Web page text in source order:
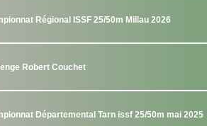
Régional ISSF 25/50m Millau 2026
Robert Couchet
Départemental Tarn issf 25/50m mai 2025